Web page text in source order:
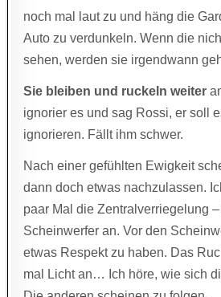
noch mal laut zu und häng die
Auto zu verdunkeln. Wenn die
sehen, werden sie irgendwann
Sie bleiben und ruckeln weiter
ignorier es und sag Rossi, er soll
ignorieren. Fällt ihm schwer.
Nach einer gefühlten Ewigkeit
dann doch etwas nachzulassen.
paar Mal die Zentralverriegelung
Scheinwerfer an. Vor den
etwas Respekt zu haben. Das
mal Licht an… Ich höre, wie sich